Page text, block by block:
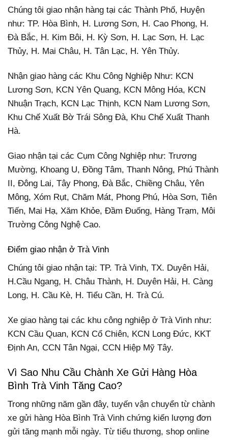
Chúng tôi giao nhận hàng tại các Thành Phố, Huyện
như: TP. Hòa Bình, H. Lương Sơn, H. Cao Phong, H.
Đà Bắc, H. Kim Bôi, H. Kỳ Sơn, H. Lạc Sơn, H. Lạc
Thủy, H. Mai Châu, H. Tân Lạc, H. Yên Thủy.
Nhận giao hàng các Khu Công Nghiệp Như: KCN
Lương Sơn, KCN Yên Quang, KCN Mông Hóa, KCN
Nhuận Trạch, KCN Lạc Thịnh, KCN Nam Lương Sơn,
Khu Chế Xuất Bờ Trái Sông Đà, Khu Chế Xuất Thanh
Hà.
Giao nhận tại các Cụm Công Nghiệp như: Trương
Mường, Khoang U, Đồng Tâm, Thanh Nông, Phú Thành
II, Đông Lai, Tây Phong, Đà Bắc, Chiềng Châu, Yên
Mông, Xóm Rụt, Chăm Mát, Phong Phú, Hòa Sơn, Tiên
Tiến, Mai Hạ, Xăm Khỏe, Đầm Đuống, Hàng Trạm, Môi
Trường Công Nghệ Cao.
Điểm giao nhận ở Trà Vinh
Chúng tôi giao nhận tại: TP. Trà Vinh, TX. Duyên Hải,
H.Cầu Ngang, H. Châu Thành, H. Duyên Hải, H. Càng
Long, H. Cầu Kè, H. Tiểu Cần, H. Trà Cú.
Xe giao hàng tại các khu công nghiệp ở Trà Vinh như:
KCN Cầu Quan, KCN Cổ Chiên, KCN Long Đức, KKT
Định An, CCN Tân Ngại, CCN Hiệp Mỹ Tây.
Vì Sao Nhu Cầu Chành Xe Gửi Hàng Hòa
Bình Trà Vinh Tăng Cao?
Trong những năm gần đây, tuyến vận chuyển từ chành
xe gửi hàng Hòa Bình Trà Vinh chứng kiến lượng đơn
gửi tăng mạnh mỗi ngày. Từ tiểu thương, shop online